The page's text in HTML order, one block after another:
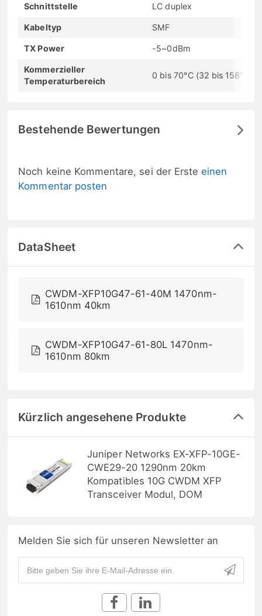
Schnittstelle LC duplex
Kabeltyp SMF
TX Power -5~0dBm
Kommerzieller
Temperaturbereich
0 bis 70°C (32 bis 158°F)
Bestehende Bewertungen
Noch keine Kommentare, sei der Ersteeinen
Kommentar posten
DataSheet
CWDM-XFP10G47-61-40M 1470nm-
1610nm 40km
CWDM-XFP10G47-61-80L 1470nm-
1610nm 80km
Kürzlich angesehene Produkte
Juniper Networks EX-XFP-10GE-
CWE29-20 1290nm 20km
Kompatibles 10G CWDM XFP
Transceiver Modul, DOM
Melden Sie sich für unseren Newsletter an